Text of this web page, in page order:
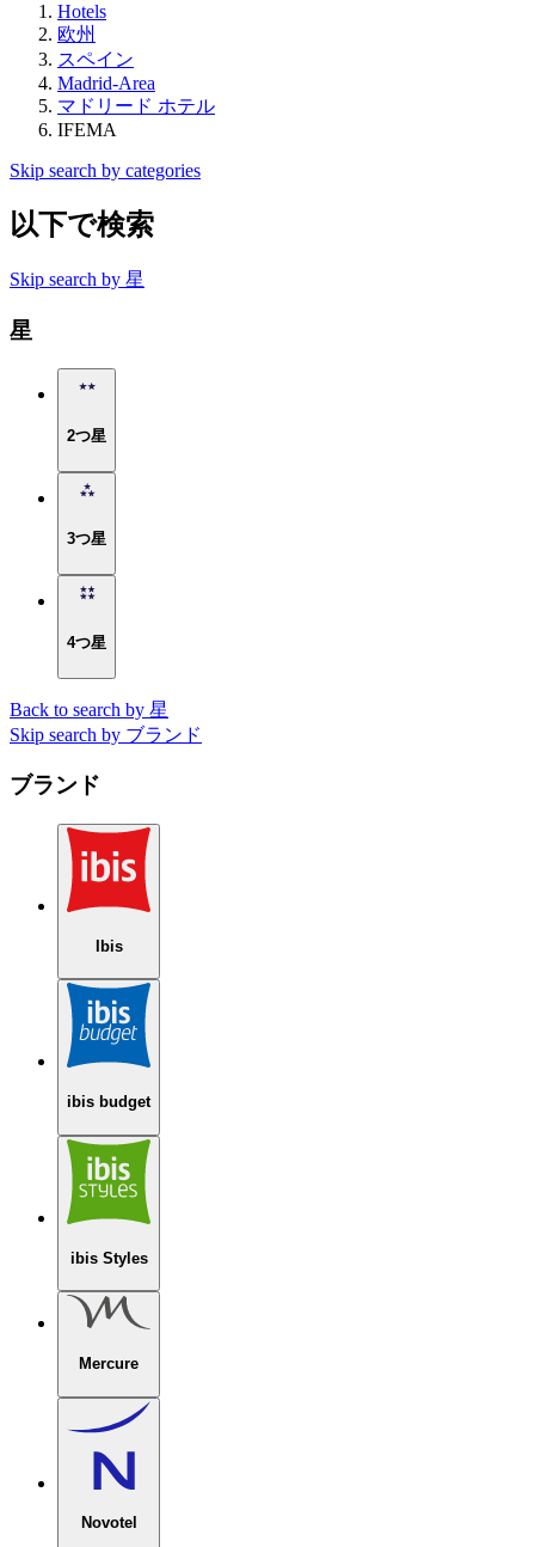
Hotels
欧州
スペイン
Madrid-Area
マドリード ホテル
IFEMA
Skip search by categories
以下で検索
Skip search by 星
星
2つ星
3つ星
4つ星
Back to search by 星
Skip search by ブランド
ブランド
Ibis
ibis budget
ibis Styles
Mercure
Novotel